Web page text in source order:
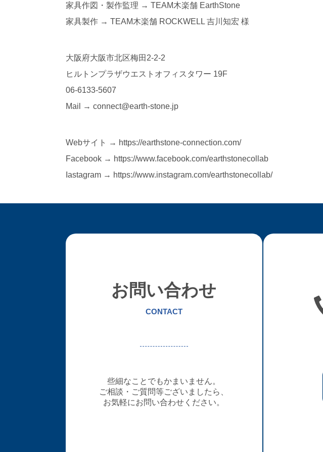
家具作図・製作監理 → TEAM木楽舗 EarthStone
家具製作 → TEAM木楽舗 ROCKWELL 吉川知宏 様
大阪府大阪市北区梅田2-2-2
ヒルトンプラザウエストオフィスタワー 19F
06-6133-5607
Mail → connect@earth-stone.jp
Webサイト → https://earthstone-connection.com/
Facebook → https://www.facebook.com/earthstonecollab
Iastagram → https://www.instagram.com/earthstonecollab/
お問い合わせ
CONTACT
些細なことでもかまいません。
ご相談・ご質問等ございましたら、
お気軽にお問い合わせください。